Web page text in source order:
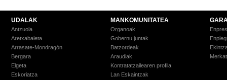
UDALAK
Antzuola
Aretxabaleta
Arrasate-Mondragón
Bergara
Elgeta
Eskoriatza
MANKOMUNITATEA
Organoak
Gobernu juntak
Batzordeak
Araudiak
Kontratatzailearen profila
Lan Eskaintzak